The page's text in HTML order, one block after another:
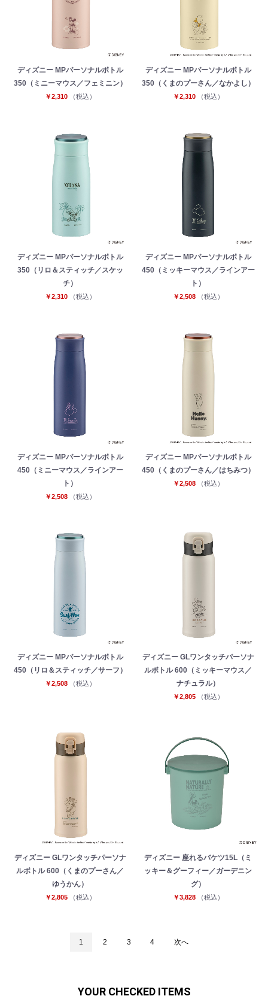
ディズニー MPパーソナルボトル
350（ミニーマウス／フェミニン）
￥2,310 （税込）
ディズニー MPパーソナルボトル
350（くまのプーさん／なかよし）
￥2,310 （税込）
ディズニー MPパーソナルボトル
350（リロ＆スティッチ／スケッ
チ）
￥2,310 （税込）
ディズニー MPパーソナルボトル
450（ミッキーマウス／ラインアー
ト）
￥2,508 （税込）
ディズニー MPパーソナルボトル
450（ミニーマウス／ラインアー
ト）
￥2,508 （税込）
ディズニー MPパーソナルボトル
450（くまのプーさん／はちみつ）
￥2,508 （税込）
ディズニー MPパーソナルボトル
450（リロ＆スティッチ／サーフ）
￥2,508 （税込）
ディズニー GLワンタッチパーソナ
ルボトル 600（ミッキーマウス／
ナチュラル）
￥2,805 （税込）
ディズニー GLワンタッチパーソナ
ルボトル 600（くまのプーさん／
ゆうかん）
￥2,805 （税込）
ディズニー 座れるバケツ15L（ミ
ッキー＆グーフィー／ガーデニン
グ）
￥3,828 （税込）
お買い物を続ける カートへ進む
1 2 3 4 次へ
YOUR CHECKED ITEMS